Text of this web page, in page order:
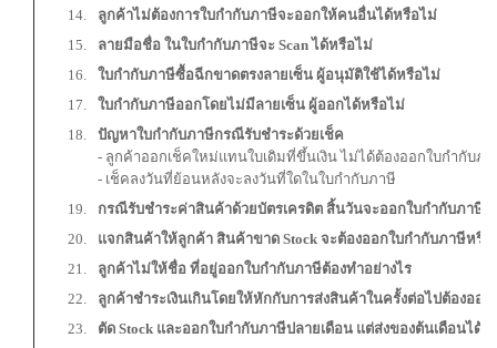
ลูกค้าไม่ต้องการใบกำกับภาษีจะออกให้คนอื่นได้หรือไม่
ลายมือชื่อ ในใบกำกับภาษีจะ Scan ได้หรือไม่
ใบกำกับภาษีซื้อฉีกขาดตรงลายเซ็น ผู้อนุมัติใช้ได้หรือไม่
ใบกำกับภาษีออกโดยไม่มีลายเซ็น ผู้ออกได้หรือไม่
ปัญหาใบกำกับภาษีกรณีรับชำระด้วยเช็ค
- ลูกค้าออกเช็คใหม่แทนใบเดิมที่ขึ้นเงิน ไม่ได้ต้องออกใบกำกับภ
- เช็คลงวันที่ย้อนหลังจะลงวันที่ใดในใบกำกับภาษี
กรณีรับชำระค่าสินค้าด้วยบัตรเครดิต สิ้นวันจะออกใบกำกับภาษีร
แจกสินค้าให้ลูกค้า สินค้าขาด Stock จะต้องออกใบกำกับภาษีหรือ
ลูกค้าไม่ให้ชื่อ ที่อยู่ออกใบกำกับภาษีต้องทำอย่างไร
ลูกค้าชำระเงินเกินโดยให้หักกับการส่งสินค้าในครั้งต่อไปต้องออ
ตัด Stock และออกใบกำกับภาษีปลายเดือน แต่ส่งของต้นเดือนได้ห